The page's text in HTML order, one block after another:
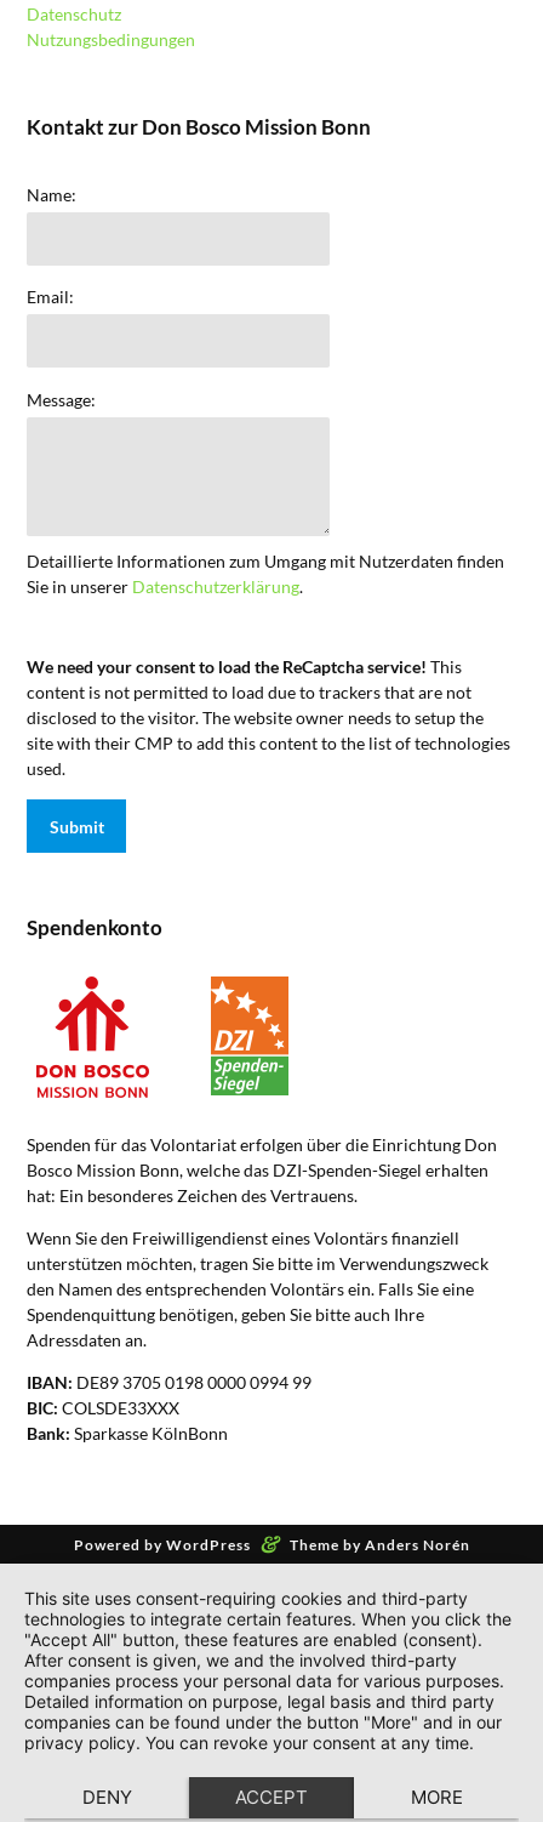
Datenschutz
Nutzungsbedingungen
Kontakt zur Don Bosco Mission Bonn
Name:
Email:
Message:
Detaillierte Informationen zum Umgang mit Nutzerdaten finden
Sie in unserer Datenschutzerklärung.
We need your consent to load the ReCaptcha service!This
content is not permitted to load due to trackers that are not
disclosed to the visitor. The website owner needs to setup the
site with their CMP to add this content to the list of technologies
used.
Spendenkonto
Spenden für das Volontariat erfolgen über die Einrichtung Don
Bosco Mission Bonn, welche das DZI-Spenden-Siegel erhalten
hat: Ein besonderes Zeichen des Vertrauens.
Wenn Sie den Freiwilligendienst eines Volontärs finanziell
unterstützen möchten, tragen Sie bitte im Verwendungszweck
den Namen des entsprechenden Volontärs ein. Falls Sie eine
Spendenquittung benötigen, geben Sie bitte auch Ihre
Adressdaten an.
IBAN: DE89 3705 0198 0000 0994 99
BIC: COLSDE33XXX
Bank: Sparkasse KölnBonn
Powered by WordPress & Theme by Anders Norén
This site uses consent-requiring cookies and third-party
technologies to integrate certain features. When you click the
"Accept All" button, these features are enabled (consent).
After consent is given, we and the involved third-party
companies process your personal data for various purposes.
Detailed information on purpose, legal basis and third party
companies can be found under the button "More" and in our
privacy policy. You can revoke your consent at any time.
DENY ACCEPT MORE